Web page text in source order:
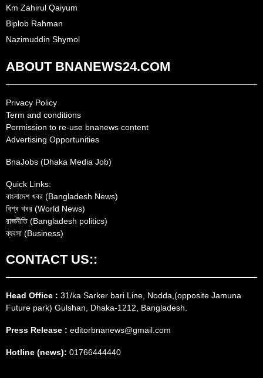
Km Zahirul Qaiyum
Biplob Rahman
Nazimuddin Shymol
ABOUT BNANEWS24.COM
Privacy Policy
Term and conditions
Permission to re-use bnanews content
Advertising Opportunities
BnaJobs (Dhaka Media Job)
Quick Links:
বাংলাদেশ খবর (Bangladesh News)
বিশ্ব খবর (World News)
রাজনীতি (Bangladesh politics)
ব্যবসা (Business)
CONTACT US::
Head Office : 31/ka Sarker bari Line, Nodda,(opposite Jamuna
Future park) Gulshan, Dhaka-1212, Bangladesh.
Press Release : editorbnanews@gmail.com
Hotline (news): 01766444440